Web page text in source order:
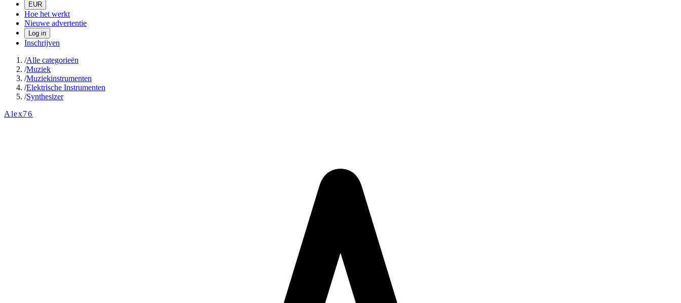
EUR
Hoe het werkt
Nieuwe advertentie
Log in
Inschrijven
/Alle categorieën
/Muziek
/Muziekinstrumenten
/Elektrische Instrumenten
/Synthesizer
Alex76